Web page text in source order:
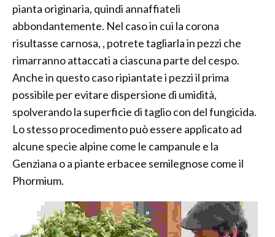
pianta originaria, quindi annaffiateli
abbondantemente. Nel caso in cui la corona
risultasse carnosa, , potrete tagliarla in pezzi che
rimarranno attaccati a ciascuna parte del cespo.
Anche in questo caso ripiantate i pezzi il prima
possibile per evitare dispersione di umidità,
spolverando la superficie di taglio con del fungicida.
Lo stesso procedimento può essere applicato ad
alcune specie alpine come le campanule e la
Genziana o a piante erbacee semilegnose come il
Phormium.